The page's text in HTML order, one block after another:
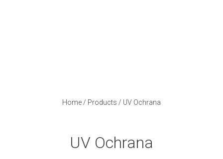
Home/ Products / UV Ochrana
UV Ochrana